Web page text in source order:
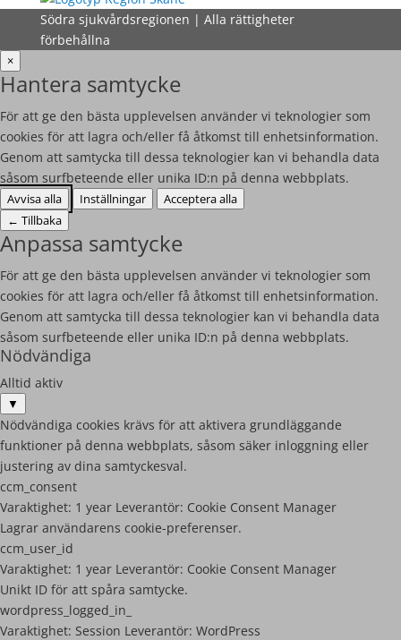
Södra sjukvårdsregionen | Alla rättigheter
förbehållna
×
Hantera samtycke
För att ge den bästa upplevelsen använder vi teknologier som
cookies för att lagra och/eller få åtkomst till enhetsinformation.
Genom att samtycka till dessa teknologier kan vi behandla data
såsom surfbeteende eller unika ID:n på denna webbplats.
Avvisa alla Inställningar
Acceptera alla
← Tillbaka
Anpassa samtycke
För att ge den bästa upplevelsen använder vi teknologier som
cookies för att lagra och/eller få åtkomst till enhetsinformation.
Genom att samtycka till dessa teknologier kan vi behandla data
såsom surfbeteende eller unika ID:n på denna webbplats.
Nödvändiga
Alltid aktiv
▼
Nödvändiga cookies krävs för att aktivera grundläggande
funktioner på denna webbplats, såsom säker inloggning eller
justering av dina samtyckesval.
ccm_consent
Varaktighet: 1 year Leverantör: Cookie Consent Manager
Lagrar användarens cookie-preferenser.
ccm_user_id
Varaktighet: 1 year Leverantör: Cookie Consent Manager
Unikt ID för att spåra samtycke.
wordpress_logged_in_
Varaktighet: Session Leverantör: WordPress